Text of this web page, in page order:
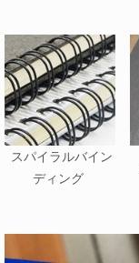
スパイラルバイン
ディング